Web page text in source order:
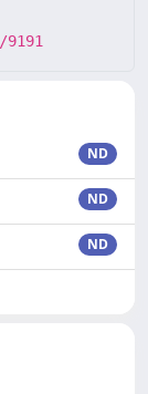
ND
ND
ND